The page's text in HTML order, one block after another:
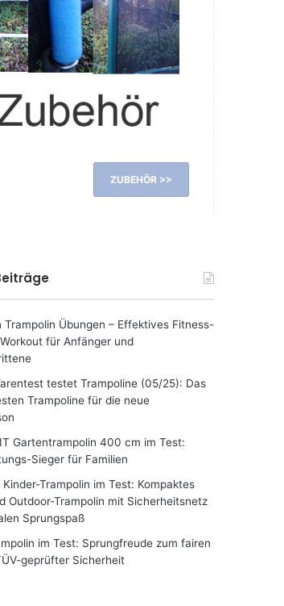
ZUBEHÖR >>
Trampolin Übungen – Effektives Fitness-
für Anfänger und
testet Trampoline (05/25): Das
Trampoline für die neue
Gartentrampolin 400 cm im Test:
Sieger für Familien
Kinder-Trampolin im Test: Kompaktes
Outdoor-Trampolin mit Sicherheitsnetz
Sprungspaß
im Test: Sprungfreude zum fairen
geprüfter Sicherheit